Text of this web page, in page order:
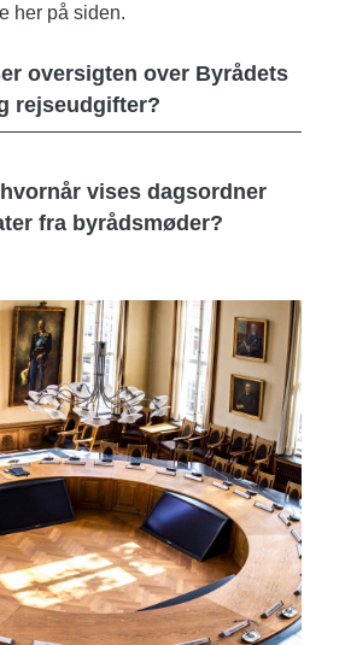
her på siden.
oversigten over Byrådets
rejseudgifter?
vises dagsordner
fra byrådsmøder?